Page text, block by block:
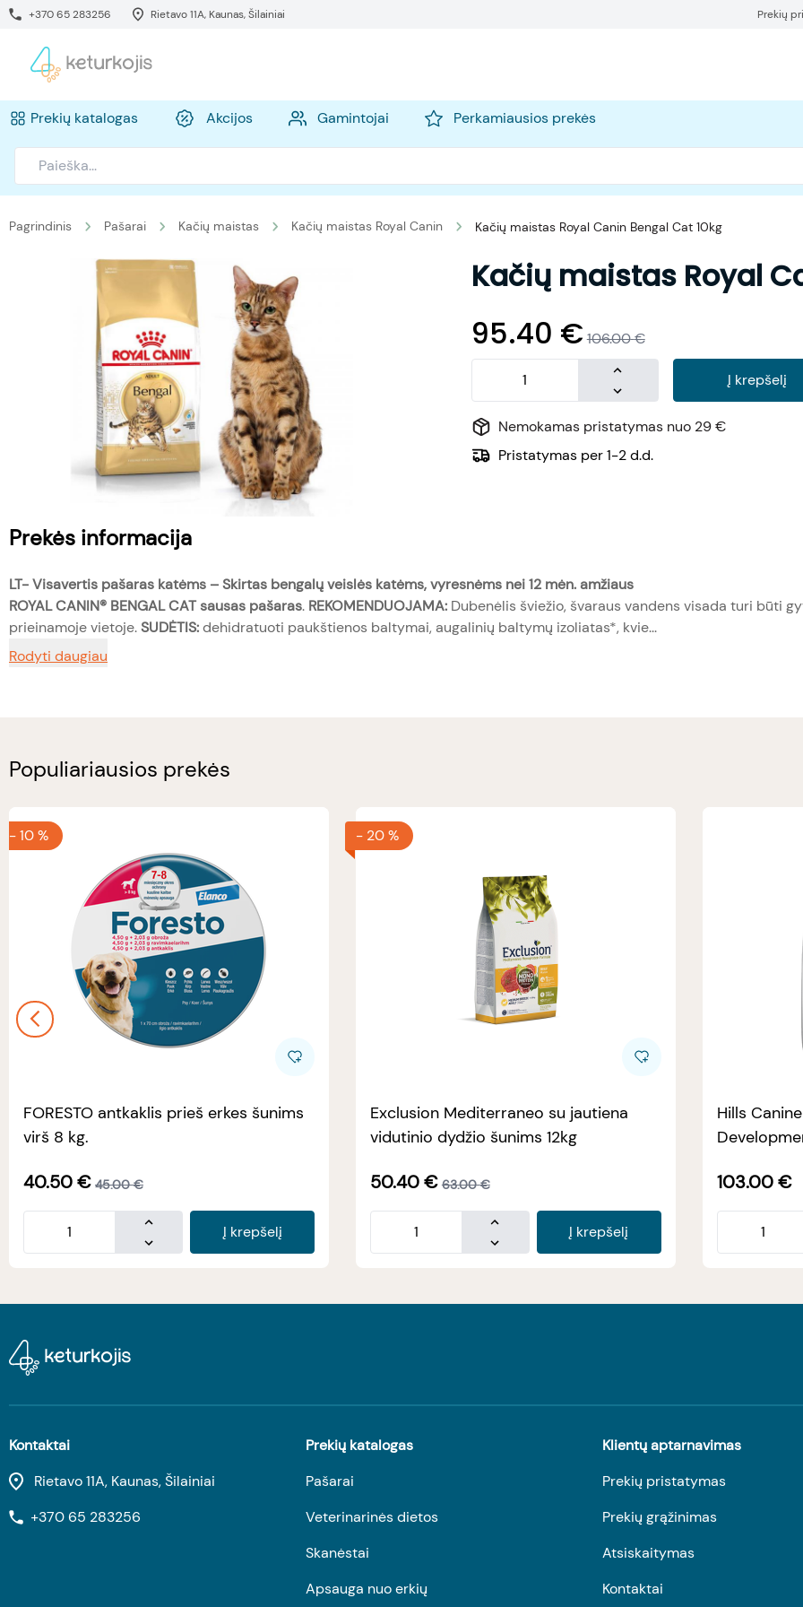
+370 65 283256 Rietavo 11A, Kaunas, Šilainiai Prekių
Prekių katalogas Akcijos Gamintojai Perkamiausios prekės
Pagrindinis Pašarai Kačių maistas Kačių maistas Royal Canin Kačių maistas Royal Canin Bengal Cat 10kg
Kačių maistas Royal
95.40 € 106.00€
Į krepšelį
Nemokamas pristatymas nuo 29 €
Pristatymas per 1-2 d.d.
Prekės informacija
LT-Visavertis pašaras katėms – Skirtas bengalų veislės katėms, vyresnėms nei 12 mėn. amžiaus
ROYAL CANIN® BENGAL CAT sausas pašaras. REKOMENDUOJAMA: Dubenėlis šviežio, švaraus vandens visada turi būti
prieinamoje vietoje.SUDĖTIS:dehidratuoti paukštienos baltymai, augalinių baltymų izoliatas*, kvie...
Rodyti daugiau
Populiariausios prekės
-10 %
FORESTO antkaklis prieš erkes šunims
virš 8 kg.
40.50€ 45.00 €
Į krepšelį
- 20 %
Exclusion Mediterraneo su jautiena
vidutinio dydžio šunims 12kg
50.40€ 63.00 €
Į krepšelį
Hills
103.00 €
Kontaktai
Rietavo 11A, Kaunas, Šilainiai
+370 65 283256
Prekių katalogas
Pašarai
Veterinarinės dietos
Skanėstai
Apsauga nuo erkių
Klientų aptarnavimas
Prekių pristatymas
Prekių grąžinimas
Atsiskaitymas
Kontaktai